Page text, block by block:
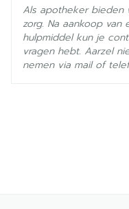
suspensie.
Dosistitratie:
Dag 1 -2: 2 mg
gebruiken).
Als apotheker bieden
zorg. Na aankoop
hulpmiddel kun je
vragen hebt. Aarzel
nemen via mail of